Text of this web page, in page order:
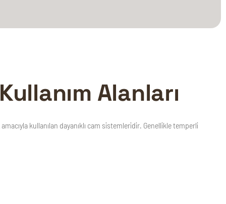
Alanları
kullanılan dayanıklı cam sistemleridir. Genellikle temperli